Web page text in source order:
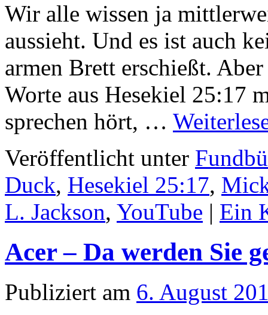
Wir alle wissen ja
aussieht. Und es ist auch
armen Brett erschießt.
Worte aus Hesekiel 25:17
sprechen hört, …
Veröffentlicht unter
Duck, Hesekiel 25:17,
L. Jackson, YouTube | Ein
Acer – Da werden Sie
Publiziert am 6. August